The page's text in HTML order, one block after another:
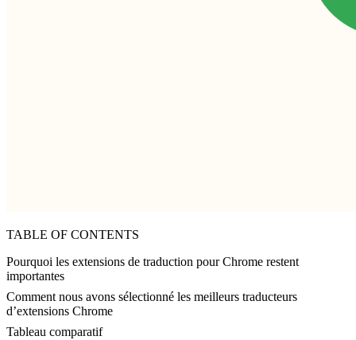
TABLE OF CONTENTS
Pourquoi les extensions de traduction pour Chrome restent
importantes
Comment nous avons sélectionné les meilleurs traducteurs
d’extensions Chrome
Tableau comparatif